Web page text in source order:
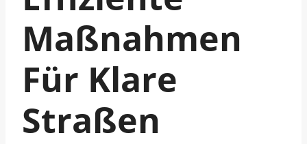
Maßnahmen
Für Klare
Straßen